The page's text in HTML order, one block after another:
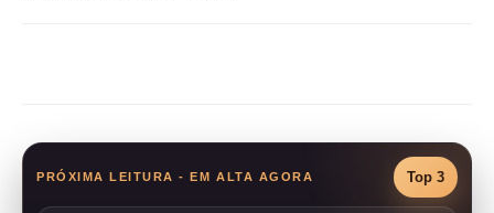
PRÓXIMA LEITURA - EM ALTA AGORA Top 3